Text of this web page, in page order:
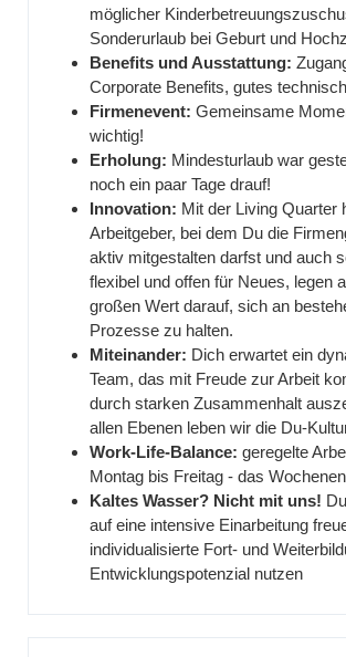
möglicher
Sonderurlaub bei Geburt und
Benefits und Ausstattung:
Corporate Benefits, gutes
Firmenevent: Gemeinsame
wichtig!
Erholung: Mindesturlaub war
noch ein paar Tage drauf!
Innovation: Mit der Living Quarter
Arbeitgeber, bei dem Du die
aktiv mitgestalten darfst und auch
flexibel und offen für Neues, legen
großen Wert darauf, sich an
Prozesse zu halten.
Miteinander: Dich erwartet ein
Team, das mit Freude zur Arbeit
durch starken Zusammenhalt
allen Ebenen leben wir die Du-
Work-Life-Balance: geregelte
Montag bis Freitag - das
Kaltes Wasser? Nicht mit uns!
auf eine intensive Einarbeitung
individualisierte Fort- und
Entwicklungspotenzial nutzen